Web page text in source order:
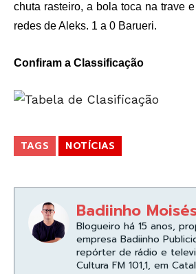
chuta rasteiro, a bola toca na trave
redes de Aleks. 1 a 0 Barueri.
Confiram a Classificação
TAGS NOTÍCIAS
Badiinho
Blogueiro há 15 anos,
empresa Badiinho
repórter de rádio e
Cultura FM 101,1, em